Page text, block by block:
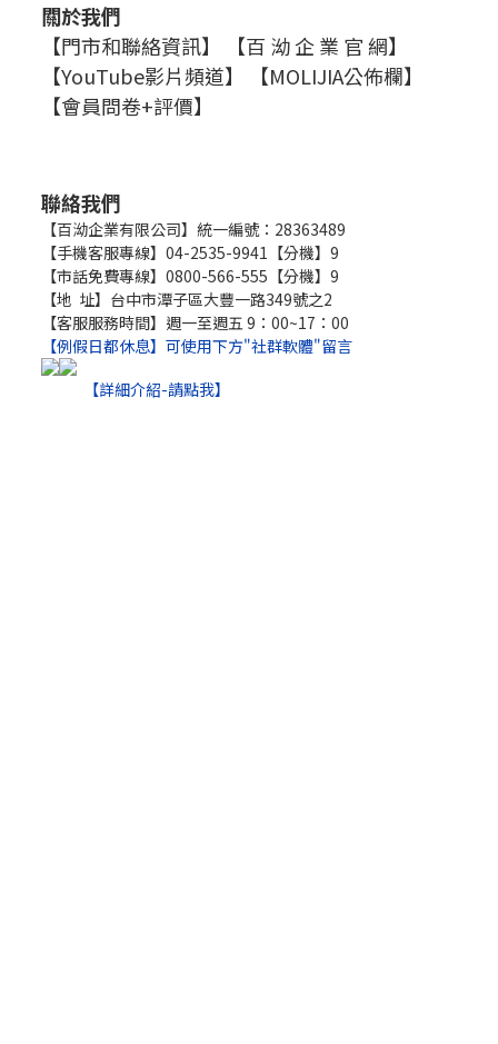
關於我們
【門市和聯絡資訊】
【百 泑 企 業 官 網】
【YouTube影片頻道】
【MOLIJIA公佈欄】
【會員問卷+評價】
聯絡我們
【百泑企業有限公司】統一編號：28363489
【手機客服專線】04-2535-9941【分機】9
【市話免費專線】0800-566-555【分機】9
【地 址】台中市潭子區大豐一路349號之2
【客服服務時間】週一至週五 9：00~17：00
【例假日都休息】可使用下方"社群軟體"留言
【詳細介紹-請點我】